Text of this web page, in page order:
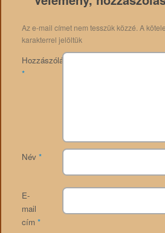
Az e-mail címet nem tesszük közzé. A
karakterrel jelöltük
Hozzászólás
*
Név *
E-
mail
cím *